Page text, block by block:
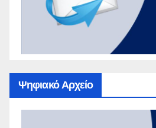
Ψηφιακό Αρχείο